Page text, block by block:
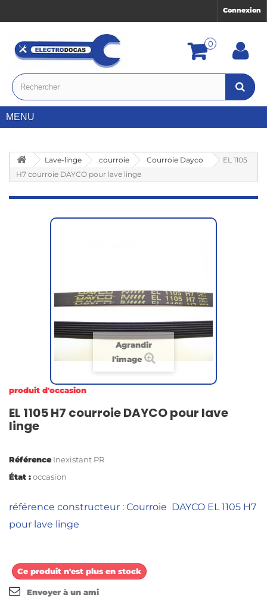
Connexion
0
MENU
Lave-linge courroie Courroie Dayco
EL 1105
H7 courroie DAYCO pour lave linge
Agrandir
l'image
produit d'occasion
EL 1105 H7 courroie DAYCO pour lave
linge
Référence Inexistant PR
État :occasion
référence constructeur : Courroie DAYCO EL 1105 H7
pour lave linge
Ce produit n'est plus en stock
Envoyer à un ami